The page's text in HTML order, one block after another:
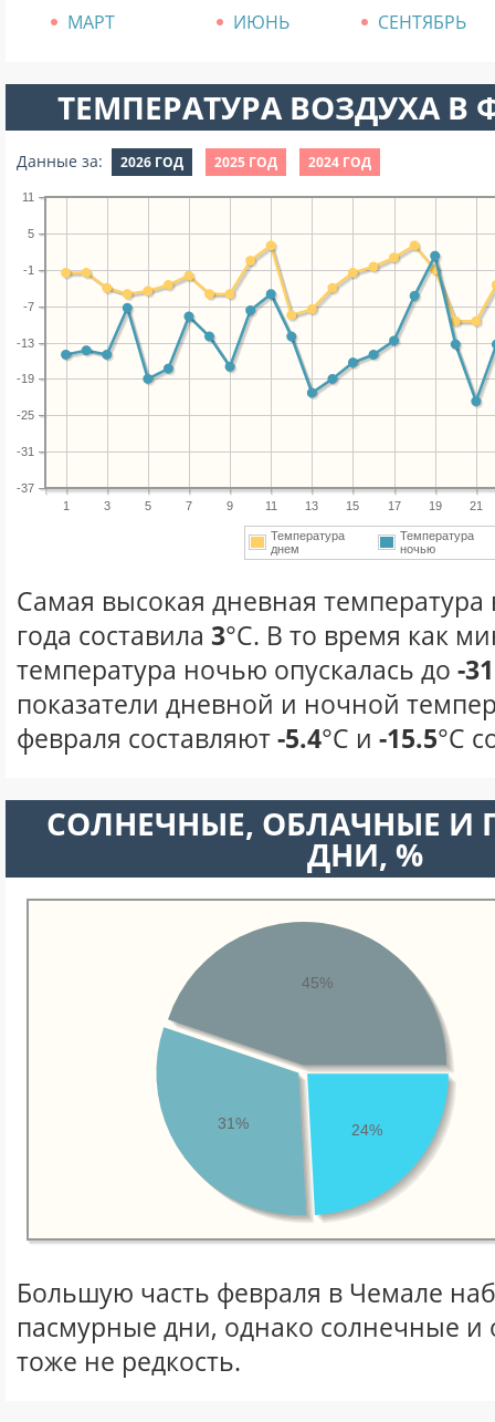
МАРТ
ИЮНЬ СЕНТЯБРЬ
ТЕМПЕРАТУРА ВОЗДУХА В
Данные за: 2026 ГОД 2025 ГОД 2024 ГОД
1 3 5 7 9 11 13 15 17 19 21
-37
-31
-25
-19
-13
-7
-1
5
11
Температура
днем
Температура
ночью
Самая высокая дневная температура
года составила 3°С. В то время как
температура ночью опускалась до -31
показатели дневной и ночной
февраля составляют-5.4°С и -15.5°С
CОЛНЕЧНЫЕ, ОБЛАЧНЫЕ И
ДНИ, %
24%
31%
45%
Большую часть февраля в Чемале
пасмурные дни, однако солнечные
тоже не редкость.